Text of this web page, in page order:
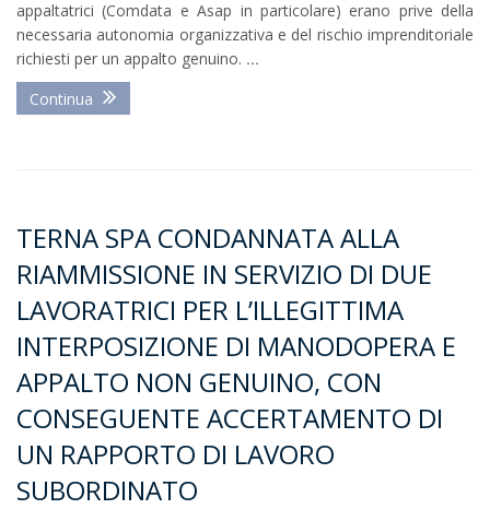
appaltatrici (Comdata e Asap in particolare) erano prive della
necessaria autonomia organizzativa e del rischio imprenditoriale
richiesti per un appalto genuino. ...
Continua
TERNA SPA CONDANNATA ALLA
RIAMMISSIONE IN SERVIZIO DI DUE
LAVORATRICI PER L’ILLEGITTIMA
INTERPOSIZIONE DI MANODOPERA E
APPALTO NON GENUINO, CON
CONSEGUENTE ACCERTAMENTO DI
UN RAPPORTO DI LAVORO
SUBORDINATO